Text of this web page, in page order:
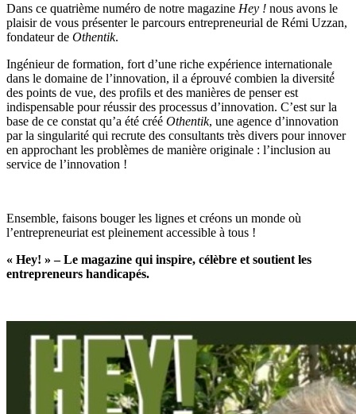
Dans ce quatrième numéro de notre magazine Hey ! nous avons le
plaisir de vous présenter le parcours entrepreneurial de Rémi Uzzan,
fondateur de Othentik.
Ingénieur de formation, fort d’une riche expérience internationale
dans le domaine de l’innovation, il a éprouvé combien la diversité́
des points de vue, des profils et des manières de penser est
indispensable pour réussir des processus d’innovation. C’est sur la
base de ce constat qu’a été créé Othentik, une agence d’innovation
par la singularité qui recrute des consultants très divers pour innover
en approchant les problèmes de manière originale : l’inclusion au
service de l’innovation !
Ensemble, faisons bouger les lignes et créons un monde où
l’entrepreneuriat est pleinement accessible à tous !
« Hey! » – Le magazine qui inspire, célèbre et soutient les
entrepreneurs handicapés.